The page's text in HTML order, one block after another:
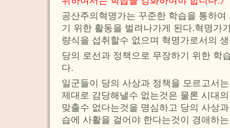
공산주의혁명가는 꾸준한 학습을 통하
기 위한 활동을 벌려나가게 된다.혁명가
량식을 섭취할수 없으며 혁명가로서의
당의 로선과 정책으로 무장하기 위한 학
다.
일군들이 당의 사상과 정책을 모르고서
제대로 감당해낼수 없는것은 물론 시대
맞출수 없다는것을 명심하고 당의 사상
습에 사활을 걸어야 한다는것이 경애하